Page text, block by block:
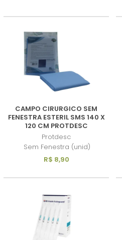
MAIOR PREÇO
A - Z
CAMPO CIRURGICO SEM
FENESTRA ESTERIL SMS 140 X
120 CM PROTDESC
Protdesc
Sem Fenestra (unid)
R$ 8,90